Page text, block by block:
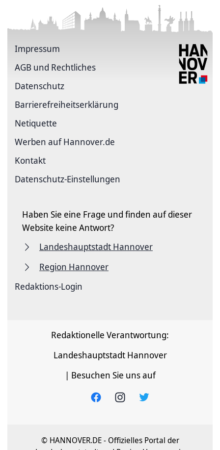
Impressum
AGB und Rechtliches
Datenschutz
Barriere­freiheits­erklärung
Netiquette
Werben auf Hannover.de
Kontakt
Datenschutz-Einstellungen
Haben Sie eine Frage und finden auf dieser
Website keine Antwort?
Landeshauptstadt Hannover
Region Hannover
Redaktions-Login
Redaktionelle Verantwortung:
Landeshauptstadt Hannover
| Besuchen Sie uns auf
© HANNOVER.DE - Offizielles Portal der